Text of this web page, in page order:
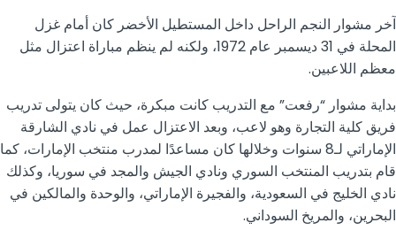
آخر مشوار النجم الراحل داخل المستطيل الأخضر كان أمام غزل
المحلة في 31 ديسمبر عام 1972، ولكنه لم ينظم مباراة اعتزال مثل
معظم اللاعبين.
بداية مشوار “رفعت” مع التدريب كانت مبكرة، حيث كان يتولى تدريب
فريق كلية التجارة وهو لاعب، وبعد الاعتزال عمل في نادي الشارقة
الإماراتي لـ8 سنوات وخلالها كان مساعدًا لمدرب منتخب الإمارات، كما
قام بتدريب المنتخب السوري ونادي الجيش والمجد في سوريا، وكذلك
نادي الخليج في السعودية، والفجيرة الإماراتي، والوحدة والمالكين في
البحرين، والمريخ السوداني.